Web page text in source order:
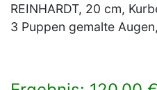
REINHARDT, 20 cm,
3 Puppen gemalte